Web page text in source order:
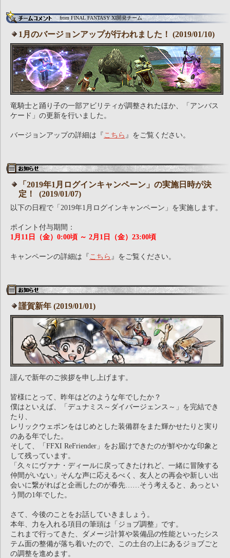
from FINAL FANTASY XI開発チーム
1月のバージョンアップが行われました！ (2019/01/10)
竜騎士と踊り子の一部アビリティが調整されたほか、「アンバス
ケード」の更新を行いました。
バージョンアップの詳細は『 こちら 』をご覧ください。
「2019年1月ログインキャンペーン」の実施日時が決
定！ (2019/01/07)
以下の日程で「2019年1月ログインキャンペーン」を実施します。
ポイント付与期間：
1月11日（金）0:00頃 ～ 2月1日（金）23:00頃
キャンペーンの詳細は『 こちら 』をご覧ください。
謹賀新年 (2019/01/01)
謹んで新年のご挨拶を申し上げます。
皆様にとって、昨年はどのような年でしたか？
僕はといえば、「デュナミス～ダイバージェンス～」を完結でき
たり、
レリックウェポンをはじめとした装備群をまた輝かせたりと実り
のある年でした。
そして、「FFXI ReFriender」をお届けできたのが鮮やかな印象と
して残っています。
「久々にヴァナ・ディールに戻ってきたけれど、一緒に冒険する
仲間がいない」そんな声に応えるべく、友人との再会や新しい出
会いに繋がればと企画したのが春先……そう考えると、あっとい
う間の1年でした。
さて、今後のことをお話していきましょう。
本年、力を入れる項目の筆頭は「ジョブ調整」です。
これまで行ってきた、ダメージ計算や装備品の性能といったシス
テム面の整備が落ち着いたので、この土台の上にあるジョブごと
の調整を進めます。